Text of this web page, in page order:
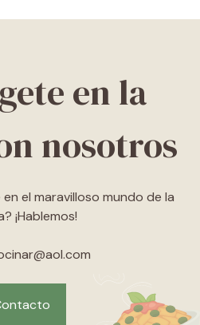
en la
nosotros
el maravilloso mundo de la
¡Hablemos!